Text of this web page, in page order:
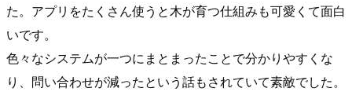
た。アプリをたくさん使うと木が育つ仕組みも可愛くて面白
いです。
色々なシステムが一つにまとまったことで分かりやすくな
り、問い合わせが減ったという話もされていて素敵でした。